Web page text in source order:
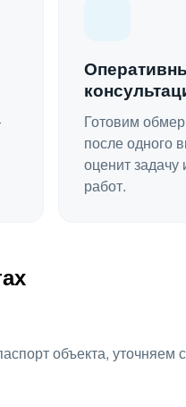
Готовим
после одного
оценит
работ.
объекта, уточняем